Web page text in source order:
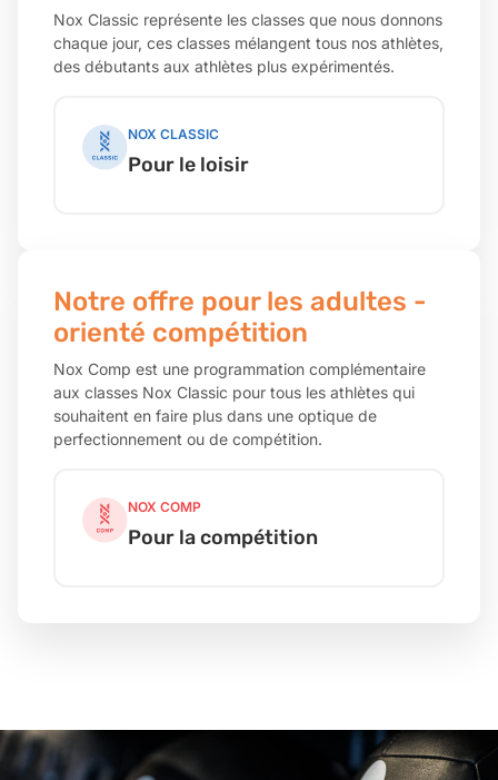
Nox Classic représente les classes que nous donnons
chaque jour, ces classes mélangent tous nos athlètes,
des débutants aux athlètes plus expérimentés.
NOX CLASSIC
Pour le loisir
Notre offre pour les adultes -
orienté compétition
Nox Comp est une programmation complémentaire
aux classes Nox Classic pour tous les athlètes qui
souhaitent en faire plus dans une optique de
perfectionnement ou de compétition.
NOX COMP
Pour la compétition